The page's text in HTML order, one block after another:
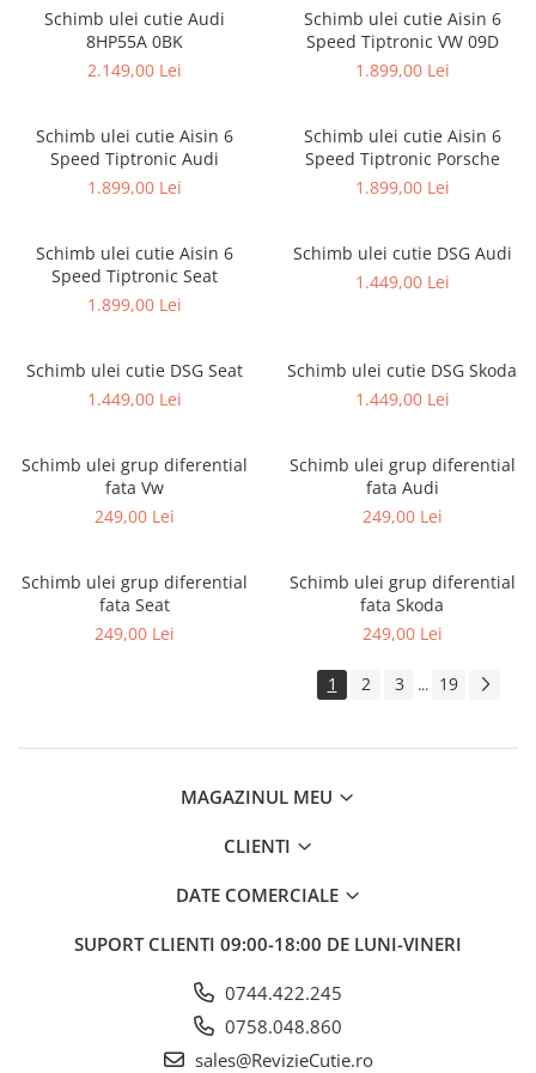
Schimb ulei cutie Audi
8HP55A 0BK
2.149,00 Lei
Schimb ulei cutie Aisin 6
Speed Tiptronic VW 09D
1.899,00 Lei
Schimb ulei cutie Aisin 6
Speed Tiptronic Audi
1.899,00 Lei
Schimb ulei cutie Aisin 6
Speed Tiptronic Porsche
1.899,00 Lei
Schimb ulei cutie Aisin 6
Speed Tiptronic Seat
1.899,00 Lei
Schimb ulei cutie DSG Audi
1.449,00 Lei
Schimb ulei cutie DSG Seat
1.449,00 Lei
Schimb ulei cutie DSG Skoda
1.449,00 Lei
Schimb ulei grup diferential
fata Vw
249,00 Lei
Schimb ulei grup diferential
fata Audi
249,00 Lei
Schimb ulei grup diferential
fata Seat
249,00 Lei
Schimb ulei grup diferential
fata Skoda
249,00 Lei
1 2 3 ... 19
MAGAZINUL MEU
CLIENTI
DATE COMERCIALE
SUPORT CLIENTI 09:00-18:00 DE LUNI-VINERI
0744.422.245
0758.048.860
sales@RevizieCutie.ro